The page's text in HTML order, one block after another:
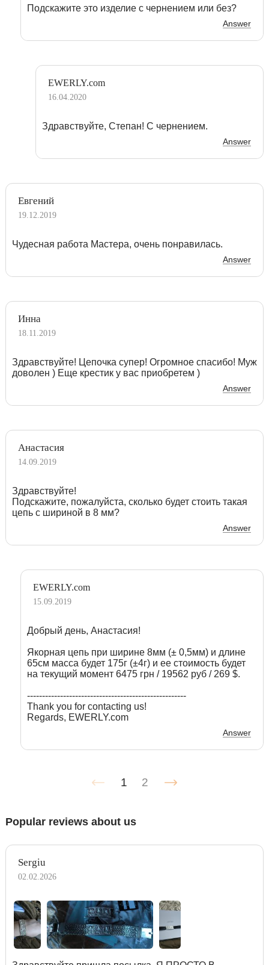
Подскажите это изделие с чернением или без?
Answer
EWERLY.com
16.04.2020
Здравствуйте, Степан! С чернением.
Answer
Евгений
19.12.2019
Чудесная работа Мастера, очень понравилась.
Answer
Инна
18.11.2019
Здравствуйте! Цепочка супер! Огромное спасибо! Муж
доволен ) Еще крестик у вас приобретем )
Answer
Анастасия
14.09.2019
Здравствуйте!
Подскажите, пожалуйста, сколько будет стоить такая
цепь с шириной в 8 мм?
Answer
EWERLY.com
15.09.2019
Добрый день, Анастасия!
Якорная цепь при ширине 8мм (± 0,5мм) и длине
65см масса будет 175г (±4г) и ее стоимость будет
на текущий момент 6475 грн / 19562 руб / 269 $.
-----------------------------------------------------
Thank you for contacting us!
Regards, EWERLY.com
Answer
1 2
Popular reviews about us
Sergiu
02.02.2026